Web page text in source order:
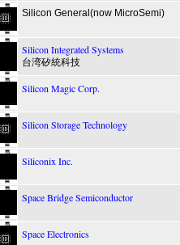
Silicon General(now MicroSemi)
Silicon Integrated Systems
台湾矽統科技
Silicon Magic Corp.
Silicon Storage Technology
Siliconix Inc.
Space Bridge Semiconductor
Space Electronics